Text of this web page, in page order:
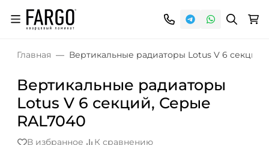
Главная Вертикальные радиаторы Lotus V 6 секций,
Вертикальные радиаторы
Lotus V 6 секций, Серые
RAL7040
В избранное К сравнению